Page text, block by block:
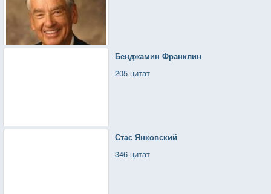
Бенджамин Франклин
205 цитат
Стас Янковский
346 цитат